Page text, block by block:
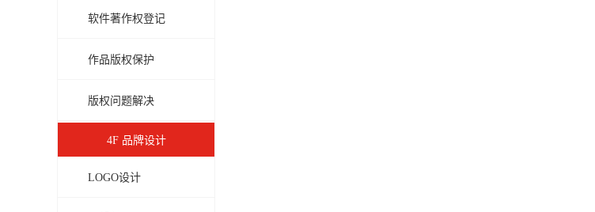
软件著作权登记
作品版权保护
版权问题解决
4F 品牌设计
LOGO设计